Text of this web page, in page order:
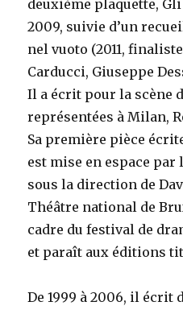
deuxième plaquette,
2009, suivie d’un
nel vuoto (2011,
Carducci, Giuseppe
Il a écrit pour la scène
représentées à Milan,
Sa première pièce
est mise en espace par
sous la direction de
Théâtre national de
cadre du festival de
et paraît aux éditions
De 1999 à 2006, il écrit